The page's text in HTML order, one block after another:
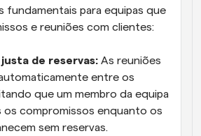
fundamentais para equipas que
e reuniões com clientes:
de reservas: As reuniões
entre os
que um membro da equipa
compromissos enquanto os
sem reservas.